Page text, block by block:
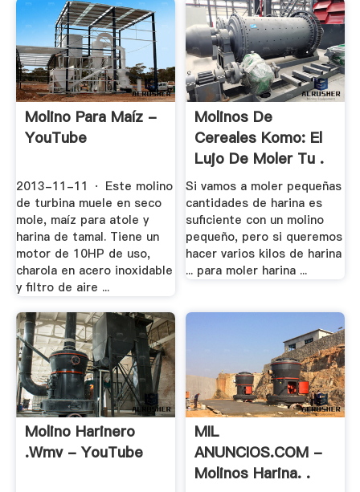
Molino Para Maíz -
YouTube
2013-11-11 · Este molino
de turbina muele en seco
mole, maíz para atole y
harina de tamal. Tiene un
motor de 10HP de uso,
charola en acero inoxidable
y filtro de aire ...
Molinos De
Cereales Komo: El
Lujo De Moler Tu .
Si vamos a moler pequeñas
cantidades de harina es
suficiente con un molino
pequeño, pero si queremos
hacer varios kilos de harina
... para moler harina ...
Molino Harinero
.wmv - YouTube
MIL
ANUNCIOS.COM -
Molinos Harina. .